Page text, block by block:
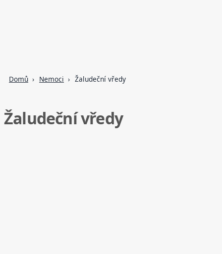
Domů Nemoci Žaludeční vředy
Žaludeční vředy